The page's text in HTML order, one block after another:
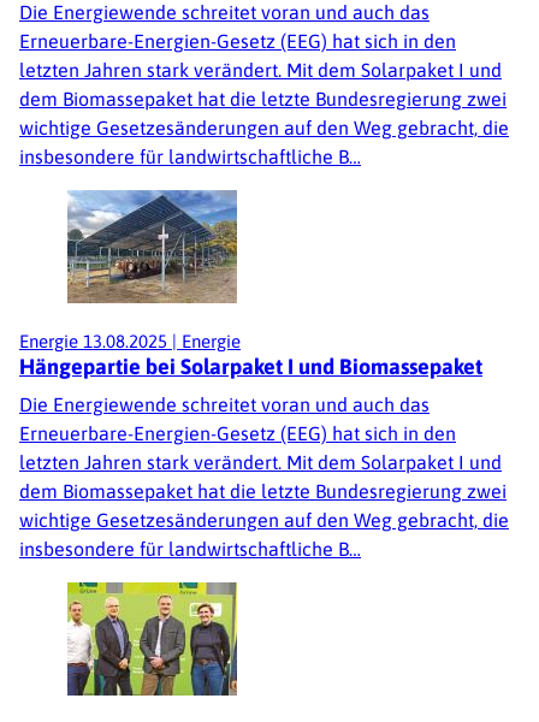
Die Energiewende schreitet voran und auch das
Erneuerbare-Energien-Gesetz (EEG) hat sich in den
letzten Jahren stark verändert. Mit dem Solarpaket I und
dem Biomassepaket hat die letzte Bundesregierung zwei
wichtige Gesetzesänderungen auf den Weg gebracht, die
insbesondere für landwirtschaftliche B…
Energie 13.08.2025 | Energie
Hängepartie bei Solarpaket I und Biomassepaket
Die Energiewende schreitet voran und auch das
Erneuerbare-Energien-Gesetz (EEG) hat sich in den
letzten Jahren stark verändert. Mit dem Solarpaket I und
dem Biomassepaket hat die letzte Bundesregierung zwei
wichtige Gesetzesänderungen auf den Weg gebracht, die
insbesondere für landwirtschaftliche B…